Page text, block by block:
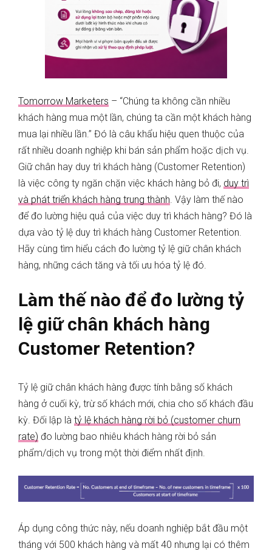
Tomorrow Marketers – “Chúng ta không cần nhiều
khách hàng mua một lần, chúng ta cần một khách hàng
mua lại nhiều lần.” Đó là câu khẩu hiệu quen thuộc của
rất nhiều doanh nghiệp khi bán sản phẩm hoặc dịch vụ.
Giữ chân hay duy trì khách hàng (Customer Retention)
là việc công ty ngăn chặn việc khách hàng bỏ đi, duy trì
và phát triển khách hàng trung thành. Vậy làm thế nào
để đo lường hiệu quả của việc duy trì khách hàng? Đó là
dựa vào tỷ lệ duy trì khách hàng Customer Retention.
Hãy cùng tìm hiểu cách đo lường tỷ lệ giữ chân khách
hàng, những cách tăng và tối ưu hóa tỷ lệ đó.
Làm thế nào để đo lường tỷ
lệ giữ chân khách hàng
Customer Retention?
Tỷ lệ giữ chân khách hàng được tính bằng số khách
hàng ở cuối kỳ, trừ số khách mới, chia cho số khách đầu
kỳ. Đối lập là tỷ lệ khách hàng rời bỏ (customer churn
rate) đo lường bao nhiêu khách hàng rời bỏ sản
phẩm/dịch vụ trong một thời điểm nhất định.
Áp dụng công thức này, nếu doanh nghiệp bắt đầu một
tháng với 500 khách hàng và mất 40 nhưng lại có thêm